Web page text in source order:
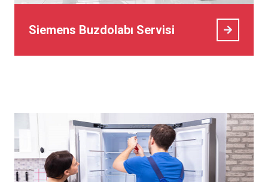
Siemens Buzdolabı Servisi